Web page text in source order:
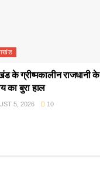
के ग्रीष्मकालीन राजधानी के
का बुरा हाल
5, 2026 10